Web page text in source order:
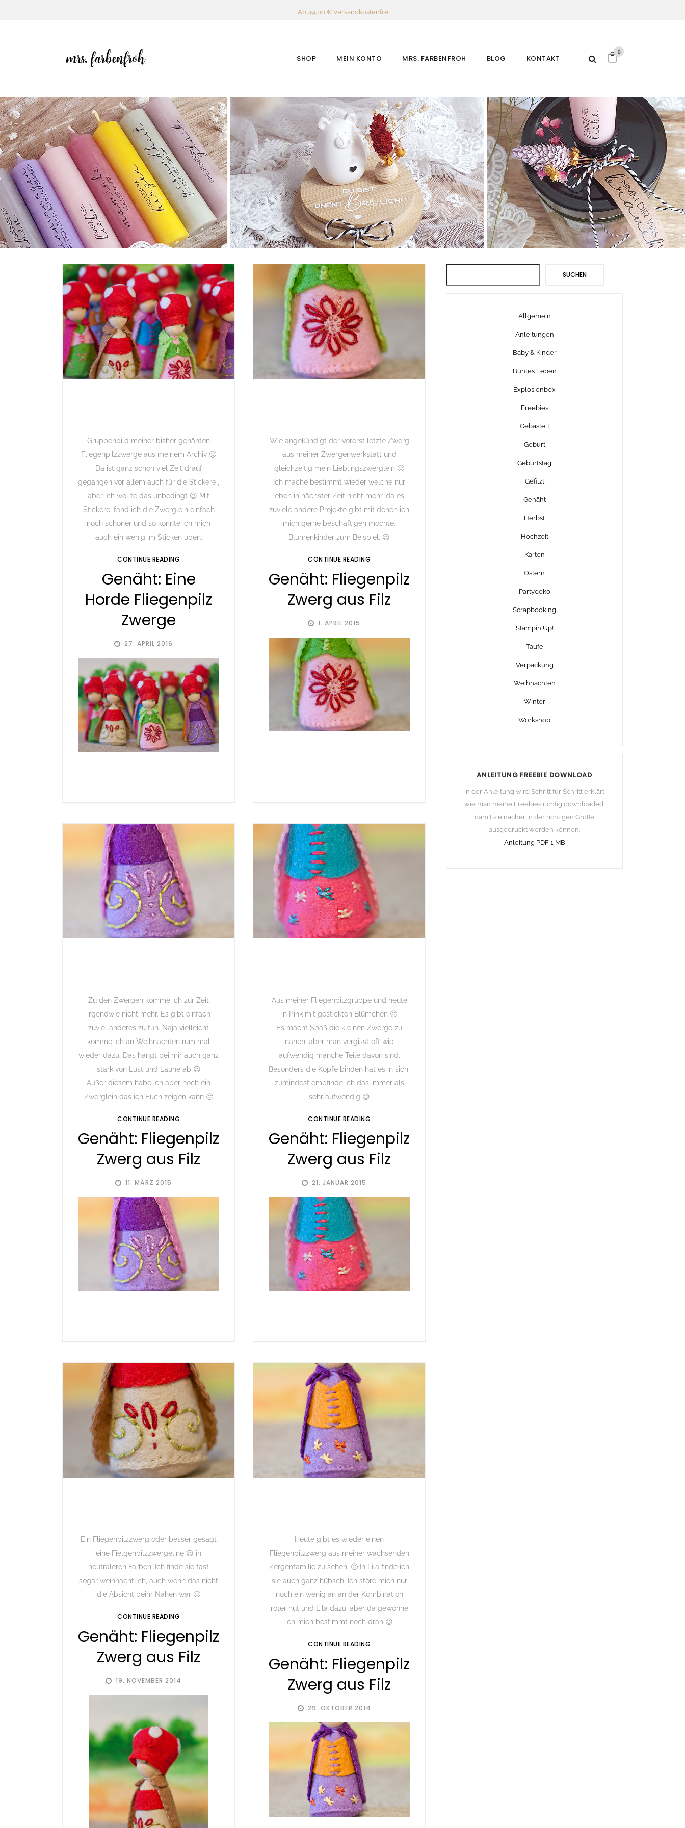
Ab 49,00 € Versandkostenfrei
SHOP MEIN KONTO MRS. FARBENFROH BLOG KONTAKT
0
27. APRIL 2016
Genäht: Eine
Horde Fliegenpilz
Zwerge
Gruppenbild meiner bisher genähten
Fliegenpilzzwerge aus meinem Archiv 🙂
Da ist ganz schön viel Zeit drauf
gegangen vor allem auch für die Stickerei,
aber ich wollte das unbedingt 😉 Mit
Stickerei fand ich die Zwerglein einfach
noch schöner und so konnte ich mich
auch ein wenig im Sticken üben.
CONTINUE READING
1. APRIL 2015
Genäht: Fliegenpilz
Zwerg aus Filz
Wie angekündigt der vorerst letzte Zwerg
aus meiner Zwergenwerkstatt und
gleichzeitig mein Lieblingszwerglein 🙂
Ich mache bestimmt wieder welche nur
eben in nächster Zeit nicht mehr, da es
zuviele andere Projekte gibt mit denen ich
mich gerne beschäftigen möchte.
Blumenkinder zum Beispiel. 😉
CONTINUE READING
11. MÄRZ 2015
Genäht: Fliegenpilz
Zwerg aus Filz
Zu den Zwergen komme ich zur Zeit
irgendwie nicht mehr. Es gibt einfach
zuviel anderes zu tun. Naja vielleicht
komme ich an Weihnachten rum mal
wieder dazu. Das hängt bei mir auch ganz
stark von Lust und Laune ab 😉
Außer diesem habe ich aber noch ein
Zwerglein das ich Euch zeigen kann 🙂
CONTINUE READING
21. JANUAR 2015
Genäht: Fliegenpilz
Zwerg aus Filz
Aus meiner Fliegenpilzgruppe und heute
in Pink mit gestickten Blümchen 🙂
Es macht Spaß die kleinen Zwerge zu
nähen, aber man vergisst oft wie
aufwendig manche Teile davon sind.
Besonders die Köpfe binden hat es in sich,
zumindest empfinde ich das immer als
sehr aufwendig 😉
CONTINUE READING
19. NOVEMBER 2014
Genäht: Fliegenpilz
Zwerg aus Filz
Ein Fliegenpilzzwerg oder besser gesagt
eine Fielgenpilzzwergeline 😉 in
neutraleren Farben. Ich finde sie fast
sogar weihnachtlich, auch wenn das nicht
die Absicht beim Nähen war 🙂
CONTINUE READING
29. OKTOBER 2014
Genäht: Fliegenpilz
Zwerg aus Filz
Heute gibt es wieder einen
Fliegenpilzzwerg aus meiner wachsenden
Zergenfamilie zu sehen. 🙂 In Lila finde ich
sie auch ganz hübsch. Ich störe mich nur
noch ein wenig an an der Kombination
roter hut und Lila dazu, aber da gewöhne
ich mich bestimmt noch dran 😉
CONTINUE READING
SUCHEN
Allgemein
Anleitungen
Baby & Kinder
Buntes Leben
Explosionbox
Freebies
Gebastelt
Geburt
Geburtstag
Gefilzt
Genäht
Herbst
Hochzeit
Karten
Ostern
Partydeko
Scrapbooking
Stampin´Up!
Taufe
Verpackung
Weihnachten
Winter
Workshop
ANLEITUNG FREEBIE DOWNLOAD
In der Anleitung wird Schritt für Schritt erklärt
wie man meine Freebies richtig downloaded,
damit sie nacher in der richtigen Größe
ausgedruckt werden können.
Anleitung PDF 1 MB